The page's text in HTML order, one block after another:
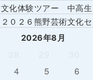
化体験ツアー 中高生
０２６熊野芸術文化
2026年8月
4 5 6